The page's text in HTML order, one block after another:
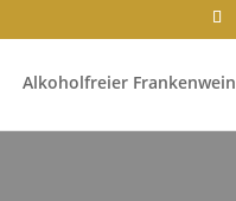
Alkoholfreier Frankenwein